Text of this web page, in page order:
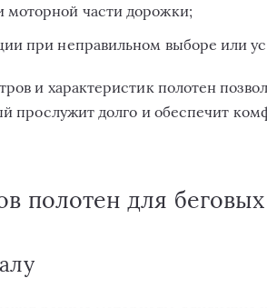
моторной части дорожки;
при неправильном выборе или
и характеристик полотен
прослужит долго и обеспечит
полотен для